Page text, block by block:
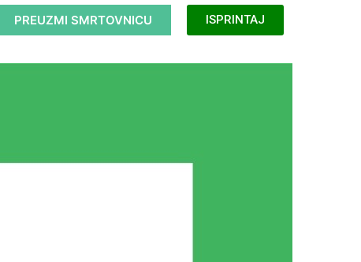
PREUZMI SMRTOVNICU ISPRINTAJ